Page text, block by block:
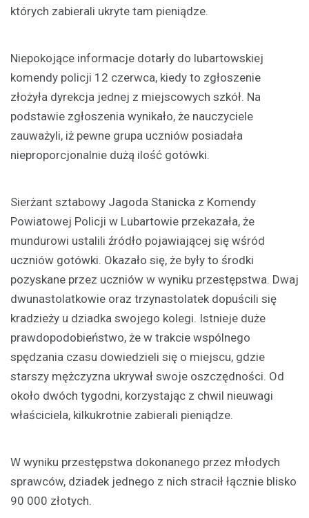
których zabierali ukryte tam pieniądze.
Niepokojące informacje dotarły do lubartowskiej
komendy policji 12 czerwca, kiedy to zgłoszenie
złożyła dyrekcja jednej z miejscowych szkół. Na
podstawie zgłoszenia wynikało, że nauczyciele
zauważyli, iż pewne grupa uczniów posiadała
nieproporcjonalnie dużą ilość gotówki.
Sierżant sztabowy Jagoda Stanicka z Komendy
Powiatowej Policji w Lubartowie przekazała, że
mundurowi ustalili źródło pojawiającej się wśród
uczniów gotówki. Okazało się, że były to środki
pozyskane przez uczniów w wyniku przestępstwa. Dwaj
dwunastolatkowie oraz trzynastolatek dopuścili się
kradzieży u dziadka swojego kolegi. Istnieje duże
prawdopodobieństwo, że w trakcie wspólnego
spędzania czasu dowiedzieli się o miejscu, gdzie
starszy mężczyzna ukrywał swoje oszczędności. Od
około dwóch tygodni, korzystając z chwil nieuwagi
właściciela, kilkukrotnie zabierali pieniądze.
W wyniku przestępstwa dokonanego przez młodych
sprawców, dziadek jednego z nich stracił łącznie blisko
90 000 złotych.